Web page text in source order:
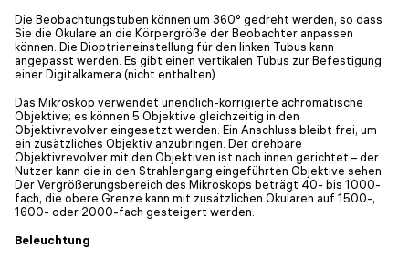
Die Beobachtungstuben können um 360° gedreht werden, so dass
Sie die Okulare an die Körpergröße der Beobachter anpassen
können. Die Dioptrieneinstellung für den linken Tubus kann
angepasst werden. Es gibt einen vertikalen Tubus zur Befestigung
einer Digitalkamera (nicht enthalten).
Das Mikroskop verwendet unendlich-korrigierte achromatische
Objektive; es können 5 Objektive gleichzeitig in den
Objektivrevolver eingesetzt werden. Ein Anschluss bleibt frei, um
ein zusätzliches Objektiv anzubringen. Der drehbare
Objektivrevolver mit den Objektiven ist nach innen gerichtet – der
Nutzer kann die in den Strahlengang eingeführten Objektive sehen.
Der Vergrößerungsbereich des Mikroskops beträgt 40- bis 1000-
fach, die obere Grenze kann mit zusätzlichen Okularen auf 1500-,
1600- oder 2000-fach gesteigert werden.
Beleuchtung